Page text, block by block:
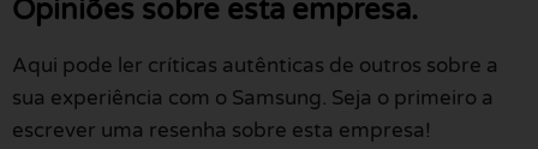
Opiniões sobre esta empresa.
Aqui pode ler críticas autênticas de outros sobre a
sua experiência com o Samsung. Seja o primeiro a
escrever uma resenha sobre esta empresa!